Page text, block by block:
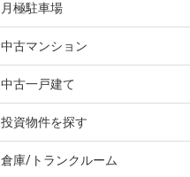
月極駐車場
中古マンション
中古一戸建て
投資物件を探す
倉庫/トランクルーム